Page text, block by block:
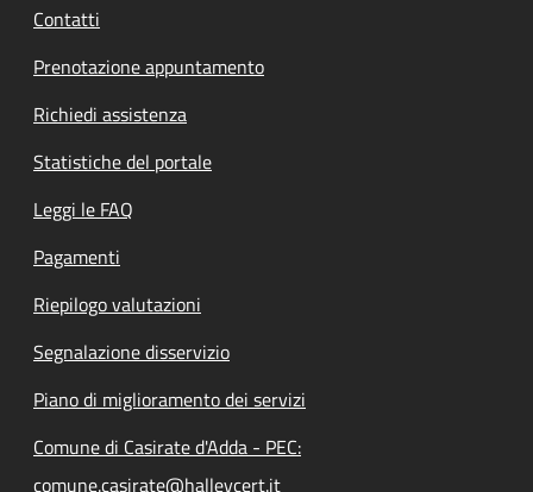
Contatti
Prenotazione appuntamento
Richiedi assistenza
Statistiche del portale
Leggi le FAQ
Pagamenti
Riepilogo valutazioni
Segnalazione disservizio
Piano di miglioramento dei servizi
Comune di Casirate d'Adda - PEC:
comune.casirate@halleycert.it